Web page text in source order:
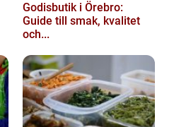
Godisbutik i Örebro:
Guide till smak, kvalitet
och...